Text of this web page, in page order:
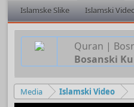
Islamske Slike Islamski
Quran |
Bosanski
Media Islamski Video